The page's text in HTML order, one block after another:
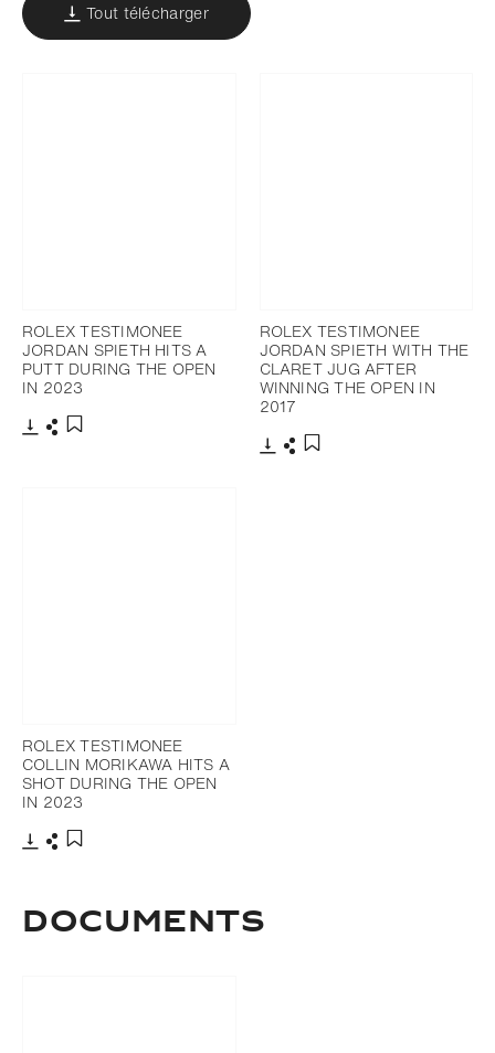
Tout télécharger
ROLEX TESTIMONEE
JORDAN SPIETH HITS A
PUTT DURING THE OPEN
IN 2023
ROLEX TESTIMONEE
JORDAN SPIETH WITH THE
CLARET JUG AFTER
WINNING THE OPEN IN
2017
ROLEX TESTIMONEE
COLLIN MORIKAWA HITS A
SHOT DURING THE OPEN
IN 2023
DOCUMENTS